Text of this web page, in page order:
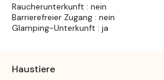
Raucherunterkunft : nein
Barrierefreier Zugang : nein
Glamping-Unterkunft : ja
Haustiere